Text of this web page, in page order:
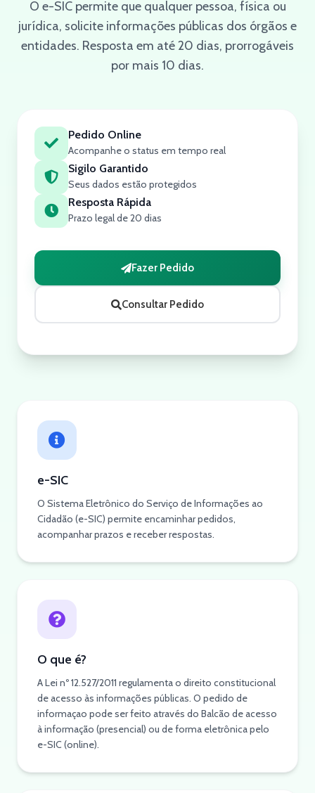
O e-SIC permite que qualquer pessoa, física ou
jurídica, solicite informações públicas dos órgãos e
entidades. Resposta em até 20 dias, prorrogáveis
por mais 10 dias.
Pedido Online
Acompanhe o status em tempo real
Sigilo Garantido
Seus dados estão protegidos
Resposta Rápida
Prazo legal de 20 dias
Fazer Pedido
Consultar Pedido
e-SIC
O Sistema Eletrônico do Serviço de Informações ao
Cidadão (e-SIC) permite encaminhar pedidos,
acompanhar prazos e receber respostas.
O que é?
A Lei nº 12.527/2011 regulamenta o direito constitucional
de acesso às informações públicas. O pedido de
informaçao pode ser feito através do Balcão de acesso
à informação (presencial) ou de forma eletrônica pelo
e-SIC (online).